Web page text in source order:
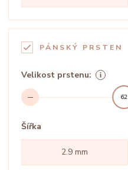
PÁNSKÝ PRSTEN
Velikost prstenu:
62
Šířka
2.9 mm